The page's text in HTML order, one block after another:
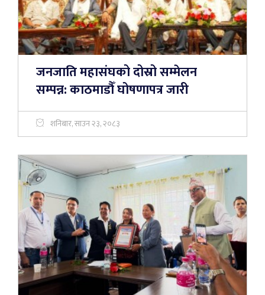
जनजाति महासंघको दोस्रो सम्मेलन
सम्पन्न: काठमाडौँ घोषणापत्र जारी
शनिबार, साउन २३, २०८३